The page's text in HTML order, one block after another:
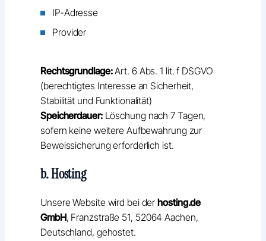
IP-Adresse
Provider
Rechtsgrundlage:Art. 6 Abs. 1 lit. f DSGVO
(berechtigtes Interesse an Sicherheit,
Stabilität und Funktionalität)
Speicherdauer:Löschung nach 7 Tagen,
sofern keine weitere Aufbewahrung zur
Beweissicherung erforderlich ist.
b. Hosting
Unsere Website wird bei derhosting.de
GmbH, Franzstraße 51, 52064 Aachen,
Deutschland, gehostet.